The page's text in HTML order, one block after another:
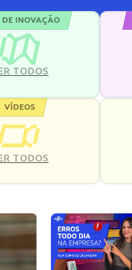
INOVAÇÃO
TODOS
VÍDEOS
TODOS